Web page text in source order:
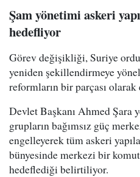
Şam yönetimi askeri
hedefliyor
Görev değişikliği, Suriye
yeniden şekillendirmeye
reformların bir parçası
Devlet Başkanı Ahmed
grupların bağımsız güç
engelleyerek tüm askeri
bünyesinde merkezi bir
hedeflediği belirtiliyor.